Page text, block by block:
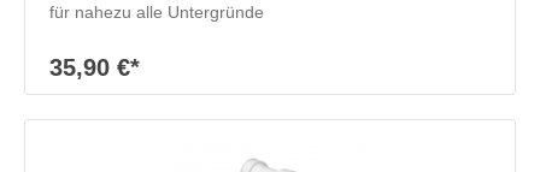
für nahezu alle Untergründe
35,90 €*